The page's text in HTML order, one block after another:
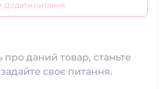
Додати питання
даний товар, станьте
своє питання.